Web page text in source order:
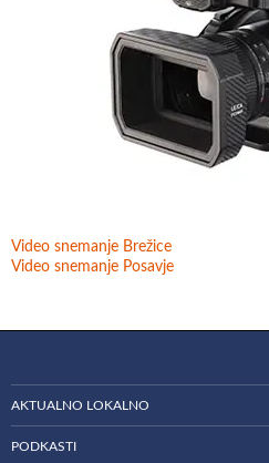
Video snemanje Brežice
Video snemanje Posavje
AKTUALNO LOKALNO
PODKASTI